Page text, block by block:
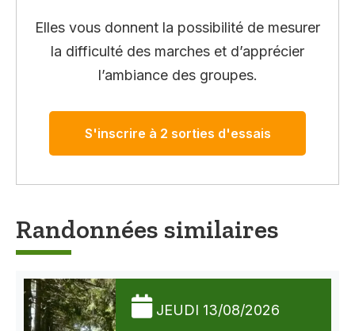
Elles vous donnent la possibilité de mesurer
la difficulté des marches et d’apprécier
l’ambiance des groupes.
S'inscrire à 2 sorties d'essais
Randonnées similaires
JEUDI 13/08/2026